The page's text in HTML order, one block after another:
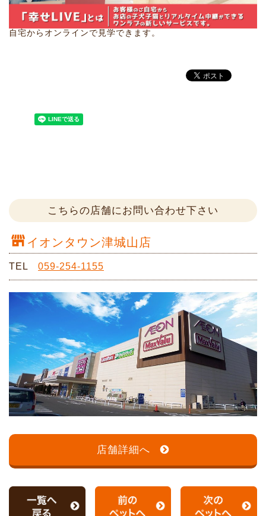
自宅からオンラインで見学できます。
こちらの店舗にお問い合わせ下さい
イオンタウン津城山店
TEL 059-254-1155
店舗詳細へ